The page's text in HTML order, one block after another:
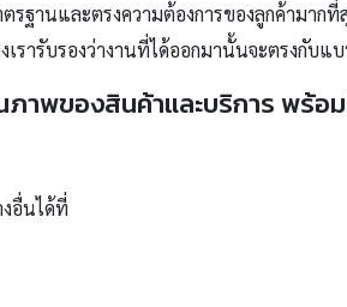
รฐานและตรงความต้องการของลูกค้ามา
รารับรองว่างานที่ได้ออกมานั้นจะตรงกับ
าพของสินค้าและบริการ พร้อ
อื่นได้ที่